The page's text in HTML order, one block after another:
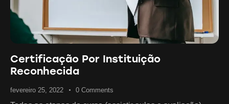
Certificação Por Instituição
Reconhecida
fevereiro 25, 2022 0 Comments